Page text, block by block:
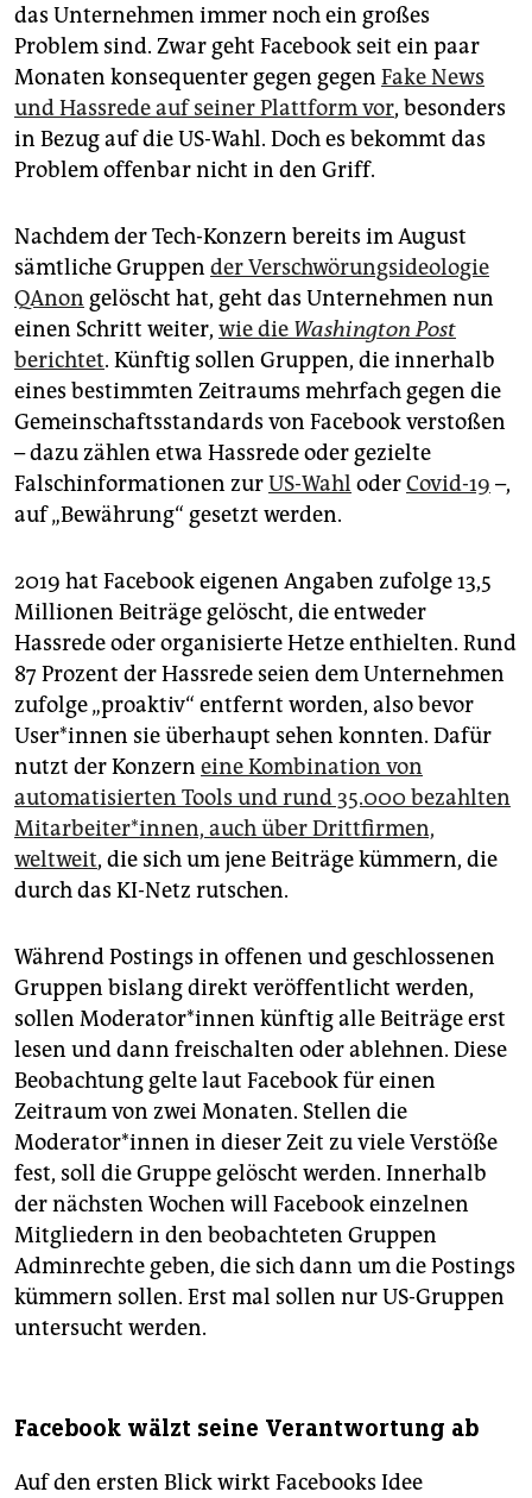
genossenschaft
epaper login
das Unternehmen immer noch ein großes
Problem sind. Zwar geht Facebook seit ein paar
Monaten konsequenter gegen gegen Fake News
und Hassrede auf seiner Plattform vor, besonders
in Bezug auf die US-Wahl. Doch es bekommt das
Problem offenbar nicht in den Griff.
Nachdem der Tech-Konzern bereits im August
sämtliche Gruppen der Verschwörungsideologie
QAnon gelöscht hat, geht das Unternehmen nun
einen Schritt weiter, wie die Washington Post
berichtet. Künftig sollen Gruppen, die innerhalb
eines bestimmten Zeitraums mehrfach gegen die
Gemeinschaftsstandards von Facebook verstoßen
– dazu zählen etwa Hassrede oder gezielte
Falschinformationen zurUS-Wahl oderCovid-19 –,
auf „Bewährung“ gesetzt werden.
2019 hat Facebook eigenen Angaben zufolge 13,5
Millionen Beiträge gelöscht, die entweder
Hassrede oder organisierte Hetze enthielten. Rund
87 Prozent der Hassrede seien dem Unternehmen
zufolge „proaktiv“ entfernt worden, also bevor
User*innen sie überhaupt sehen konnten. Dafür
nutzt der Konzern eine Kombination von
automatisierten Tools und rund 35.000 bezahlten
Mitarbeiter*innen, auch über Drittfirmen,
weltweit, die sich um jene Beiträge kümmern, die
durch das KI-Netz rutschen.
Während Postings in offenen und geschlossenen
Gruppen bislang direkt veröffentlicht werden,
sollen Moderator*innen künftig alle Beiträge erst
lesen und dann freischalten oder ablehnen. Diese
Beobachtung gelte laut Facebook für einen
Zeitraum von zwei Monaten. Stellen die
Moderator*innen in dieser Zeit zu viele Verstöße
fest, soll die Gruppe gelöscht werden. Innerhalb
der nächsten Wochen will Facebook einzelnen
Mitgliedern in den beobachteten Gruppen
Adminrechte geben, die sich dann um die Postings
kümmern sollen. Erst mal sollen nur US-Gruppen
untersucht werden.
Facebook wälzt seine Verantwortung ab
Auf den ersten Blick wirkt Facebooks Idee